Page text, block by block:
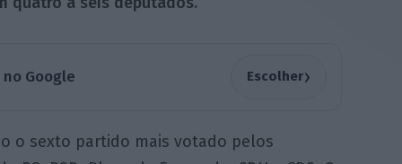
Google Escolher›
o sexto partido mais votado pelos